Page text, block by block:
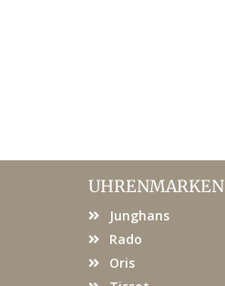
UHRENMARKEN
Junghans
Rado
Oris